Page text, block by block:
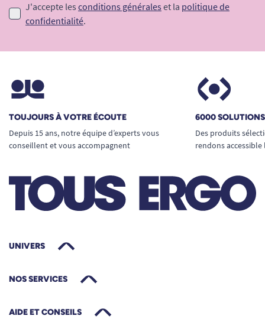
J'accepte les conditions générales et la politique de
confidentialité.
TOUJOURS À VOTRE ÉCOUTE
Depuis 15 ans, notre équipe d’experts vous
conseillent et vous accompagnent
6000
Des produits
rendons
UNIVERS
NOS SERVICES
AIDE ET CONSEILS